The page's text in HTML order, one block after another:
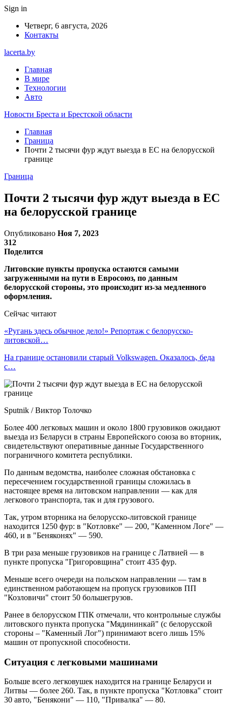
Sign in
Четверг, 6 августа, 2026
Контакты
lacerta.by
Главная
В мире
Технологии
Авто
Новости Бреста и Брестской области
Главная
Граница
Почти 2 тысячи фур ждут выезда в ЕС на белорусской
границе
Граница
Почти 2 тысячи фур ждут выезда в ЕС
на белорусской границе
Опубликовано Ноя 7, 2023
312
Поделится
Литовские пункты пропуска остаются самыми
загруженными на пути в Евросоюз, по данным
белорусской стороны, это происходит из-за медленного
оформления.
Сейчас читают
«Ругань здесь обычное дело!» Репортаж с белорусско-
литовской…
На границе остановили старый Volkswagen. Оказалось, беда
с…
Sputnik / Виктор Толочко
Более 400 легковых машин и около 1800 грузовиков ожидают
выезда из Беларуси в страны Европейского союза во вторник,
свидетельствуют оперативные данные Государственного
пограничного комитета республики.
По данным ведомства, наиболее сложная обстановка с
пересечением государственной границы сложилась в
настоящее время на литовском направлении — как для
легкового транспорта, так и для грузового.
Так, утром вторника на белорусско-литовской границе
находится 1250 фур: в "Котловке" — 200, "Каменном Логе" —
460, и в "Беняконях" — 590.
В три раза меньше грузовиков на границе с Латвией — в
пункте пропуска "Григоровщина" стоит 435 фур.
Меньше всего очереди на польском направлении — там в
единственном работающем на пропуск грузовиков ПП
"Козловичи" стоит 50 большегрузов.
Ранее в белорусском ГПК отмечали, что контрольные службы
литовского пункта пропуска "Мядининкай" (с белорусской
стороны – "Каменный Лог") принимают всего лишь 15%
машин от пропускной способности.
Ситуация с легковыми машинами
Больше всего легковушек находится на границе Беларуси и
Литвы — более 260. Так, в пункте пропуска "Котловка" стоит
30 авто, "Бенякони" — 110, "Привалка" — 80.